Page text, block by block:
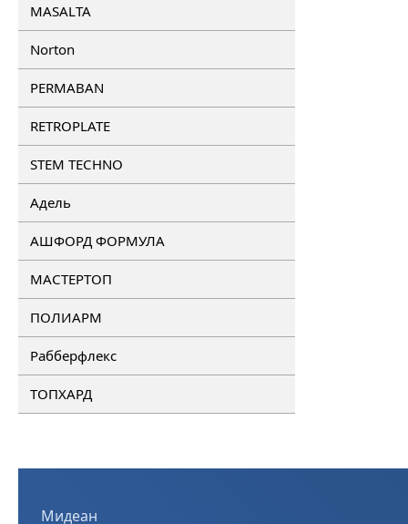
MASALTA
Norton
PERMABAN
RETROPLATE
STEM TECHNO
Адель
АШФОРД ФОРМУЛА
МАСТЕРТОП
ПОЛИАРМ
Рабберфлекс
ТОПХАРД
Мидеан